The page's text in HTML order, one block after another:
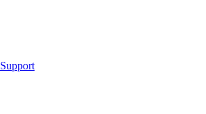
Support